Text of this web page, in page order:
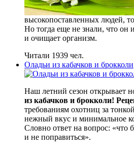
высокопоставленных людей,
Но тогда еще не знали, что он
и очищает организм.
Читали 1939 чел.
Оладьи из кабачков и брокколи
Наш летний сезон открывает
из кабачков и брокколи!
требованиям охотниц за
нежный вкус и минимальное
Словно ответ на вопрос: «что
и не поправиться».